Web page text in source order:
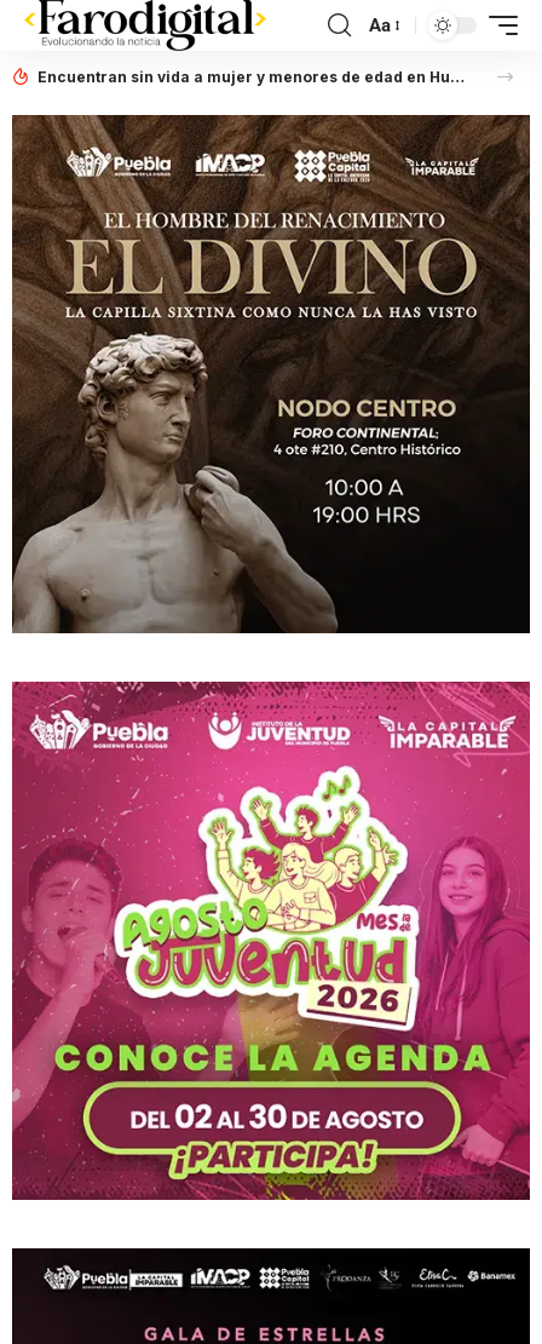
Aa
Encuentran sin vida a mujer y menores de edad en Huauchinango